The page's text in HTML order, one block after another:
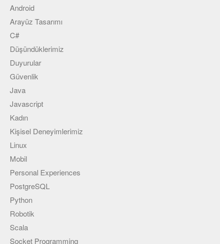
Android
Arayüz Tasarımı
C#
Düşündüklerimiz
Duyurular
Güvenlik
Java
Javascript
Kadın
Kişisel Deneyimlerimiz
Linux
Mobil
Personal Experiences
PostgreSQL
Python
Robotik
Scala
Socket Programming